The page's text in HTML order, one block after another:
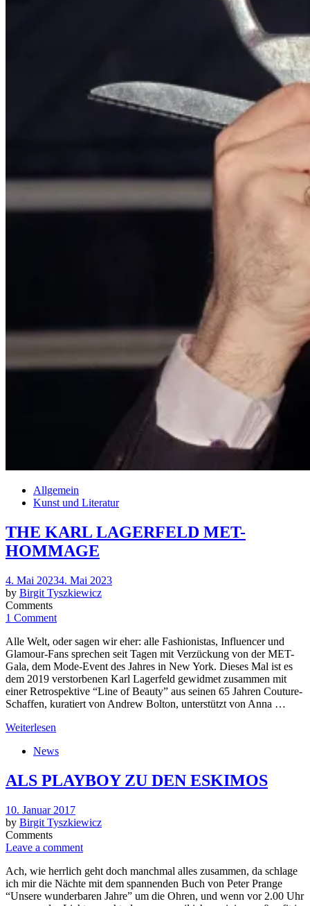
Allgemein
Kunst und Literatur
THE KARL LAGERFELD MET-
HOMMAGE
Posted
on
4. Mai 20234. Mai 2023
by Birgit Tyszkiewicz
Comments
1 Comment
Alle Welt, oder sagen wir eher: alle Fashionistas, Influencer und
Glamour-Fans sprechen seit Tagen mit Verzückung von der MET-
Gala, dem Mode-Event des Jahres in New York. Dieses Mal ist es
dem 2019 verstorbenen Karl Lagerfeld gewidmet zusammen mit
einer Retrospektive “Line of Beauty” aus seinen 65 Jahren Couture-
Schaffen, kuratiert von Andrew Bolton, unterstützt von Anna …
Weiterlesen
News
ALS PLAYBOY ZU DEN ESKIMOS
Posted
on
10. Januar 2017
by Birgit Tyszkiewicz
Comments
Leave a comment
Ach, wie herrlich geht doch manchmal alles zusammen, da schlage
ich mir die Nächte mit dem spannenden Buch von Peter Prange
“Unsere wunderbaren Jahre” um die Ohren, und wenn vor 2.00 Uhr